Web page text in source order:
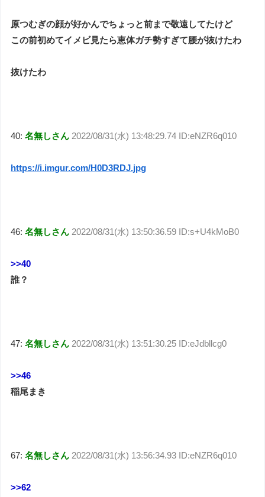
原つむぎの顔が好かんでちょっと前まで敬遠してたけど
この前初めてイメビ見たら恵体ガチ勢すぎて腰が抜けたわ
抜けたわ
40:名無しさん 2022/08/31(水) 13:48:29.74 ID:eNZR6q010
https://i.imgur.com/H0D3RDJ.jpg
46:名無しさん 2022/08/31(水) 13:50:36.59 ID:s+U4kMoB0
>>40
誰？
47:名無しさん 2022/08/31(水) 13:51:30.25 ID:eJdbllcg0
>>46
稲尾まき
67:名無しさん 2022/08/31(水) 13:56:34.93 ID:eNZR6q010
>>62